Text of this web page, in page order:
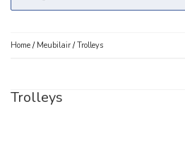
Home / Meubilair /Trolleys
Trolleys